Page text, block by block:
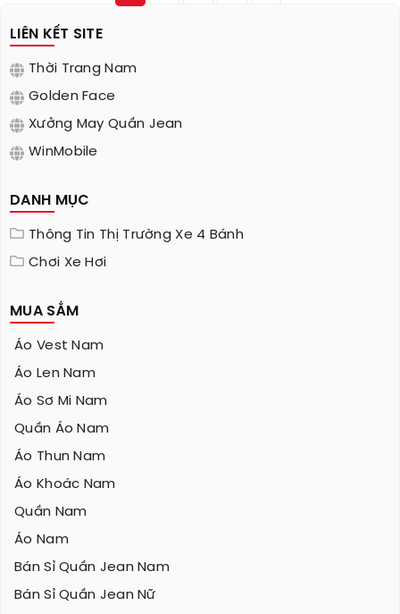
LIÊN KẾT SITE
Thời Trang Nam
Golden Face
Xưởng May Quần Jean
WinMobile
DANH MỤC
Thông Tin Thị Trường Xe 4 Bánh
Chơi Xe Hơi
MUA SẮM
Áo Vest Nam
Áo Len Nam
Áo Sơ Mi Nam
Quần Áo Nam
Áo Thun Nam
Áo Khoác Nam
Quần Nam
Áo Nam
Bán Sỉ Quần Jean Nam
Bán Sỉ Quần Jean Nữ